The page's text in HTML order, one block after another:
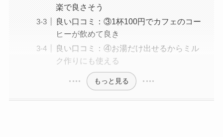
楽で良さそう
良い口コミ：③1杯100円でカフェのコー
ヒーが飲めて良き
良い口コミ：④お湯だけ出せるからミル
ク作りにも使える
もっと見る